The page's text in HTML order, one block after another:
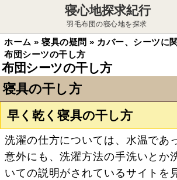
寝心地探求紀行
羽毛布団の寝心地を探求
ホーム » 寝具の疑問 » カバー、シーツに
布団シーツの干し方
布団シーツの干し方
寝具の干し方
早く乾く寝具の干し方
洗濯の仕方については、水温であ
意外にも、洗濯方法の手洗いとか
いての説明がされているサイトを